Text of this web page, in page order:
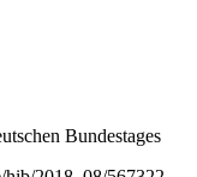
Bundestages